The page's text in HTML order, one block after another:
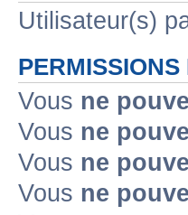
Utilisateur(s)
PERMISSIONS
Vous ne
Vous ne
Vous ne
Vous ne